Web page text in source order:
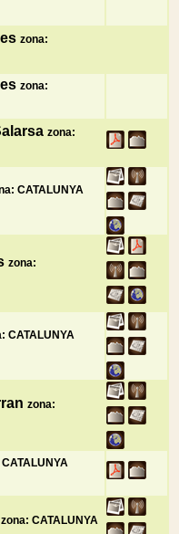
zona:
zona:
zona:
CATALUNYA
zona:
CATALUNYA
zona:
zona: CATALUNYA